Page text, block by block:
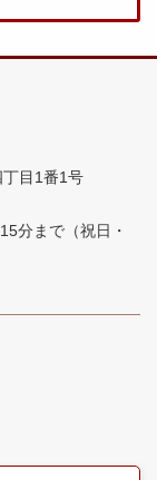
目1番1号
分まで （祝日・